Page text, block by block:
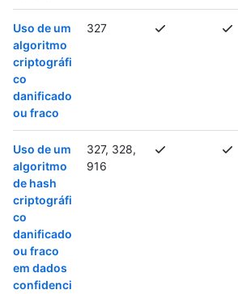
Uso de um
algoritmo
criptográfi
co
danificado
ou fraco
327
Uso de um
algoritmo
de hash
criptográfi
co
danificado
ou fraco
em dados
confidenci
327, 328,
916